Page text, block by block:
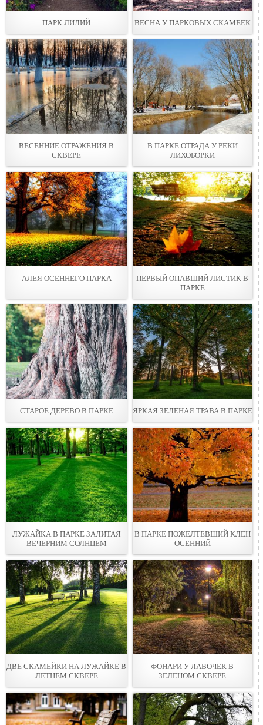
ПАРК ЛИЛИЙ ВЕСНА У ПАРКОВЫХ СКАМЕЕК
ВЕСЕННИЕ ОТРАЖЕНИЯ В
СКВЕРЕ
В ПАРКЕ ОТРАДА У РЕКИ
ЛИХОБОРКИ
АЛЕЯ ОСЕННЕГО ПАРКA
ПЕРВЫЙ ОПАВШИЙ ЛИСТИК В
ПАРКЕ
СТАРОЕ ДЕРЕВО В ПАРКЕ ЯРКАЯ ЗЕЛЕНАЯ ТРАВА В ПАPКЕ
ЛУЖАЙКА В ПАРКЕ ЗАЛИТАЯ
ВЕЧЕРНИМ СОЛНЦЕМ
В ПАРКЕ ПОЖЕЛТEВШИЙ КЛЕН
ОСЕННИЙ
ДВЕ СКАМЕЙКИ НА ЛУЖАЙКЕ В
ЛЕТНЕМ СКВЕРЕ
ФОНАРИ У ЛАВОЧEК В
ЗЕЛЕНОМ СКВЕРЕ